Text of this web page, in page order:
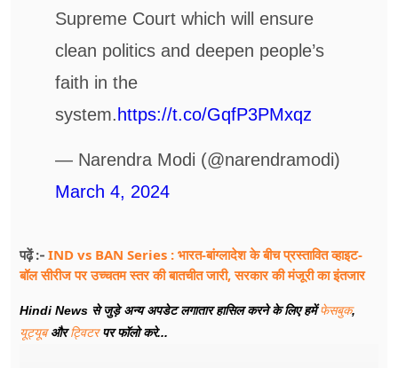
Supreme Court which will ensure
clean politics and deepen people’s
faith in the
system. https://t.co/GqfP3PMxqz
— Narendra Modi (@narendramodi)
March 4, 2024
पढ़ें :- IND vs BAN Series : भारत-बांग्लादेश के बीच प्रस्तावित व्हाइट-
बॉल सीरीज पर उच्चतम स्तर की बातचीत जारी, सरकार की मंजूरी का इंतजार
Hindi News से जुड़े अन्य अपडेट लगातार हासिल करने के लिए हमेंफेसबुक,
यूट्यूबऔरट्विटरपर फॉलो करे...